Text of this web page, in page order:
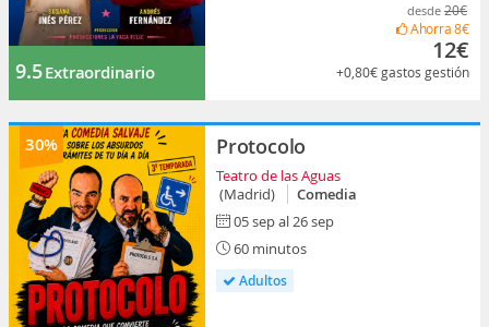
9.5Extraordinario
desde 20€
Ahorra8€
12€
+0,80€gastos gestión
30% Protocolo
Teatro de las Aguas
(Madrid)
Comedia
05 sep al 26 sep
60 minutos
Adultos